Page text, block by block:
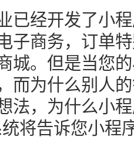
已经开发了小
子商务，订单
城。但是当您
而为什么别人
法，为什么小
将告诉您小程